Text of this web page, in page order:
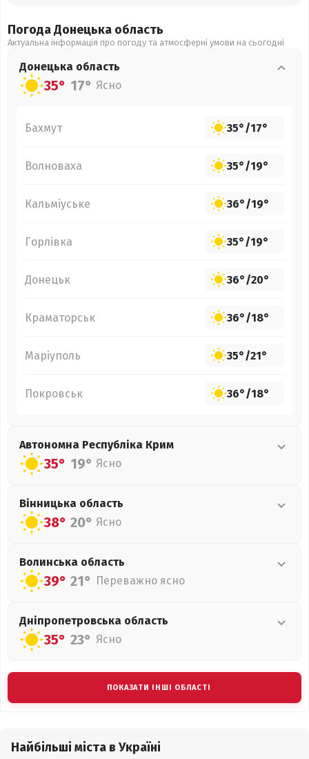
Погода Донецька область
Актуальна інформація про погоду та атмосферні умови на сьогодні
Донецька область
35° 17° Ясно
Бахмут 35°/17°
Волноваха 35°/19°
Кальміуське 36°/19°
Горлівка 35°/19°
Донецьк 36°/20°
Краматорськ 36°/18°
Маріуполь 35°/21°
Покровськ 36°/18°
Автономна Республіка Крим
35° 19° Ясно
Вінницька область
38° 20° Ясно
Волинська область
39° 21° Переважно ясно
Дніпропетровська область
35° 23° Ясно
ПОКАЗАТИ ІНШІ ОБЛАСТІ
Найбільші міста в Україні